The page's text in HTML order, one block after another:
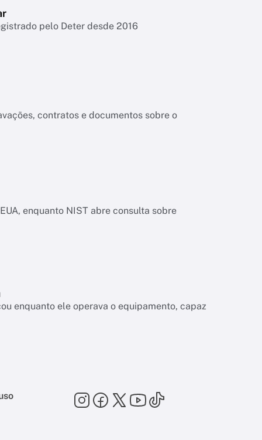
pelo Deter desde 2016
contratos e documentos sobre o
enquanto NIST abre consulta sobre
enquanto ele operava o equipamento, capaz